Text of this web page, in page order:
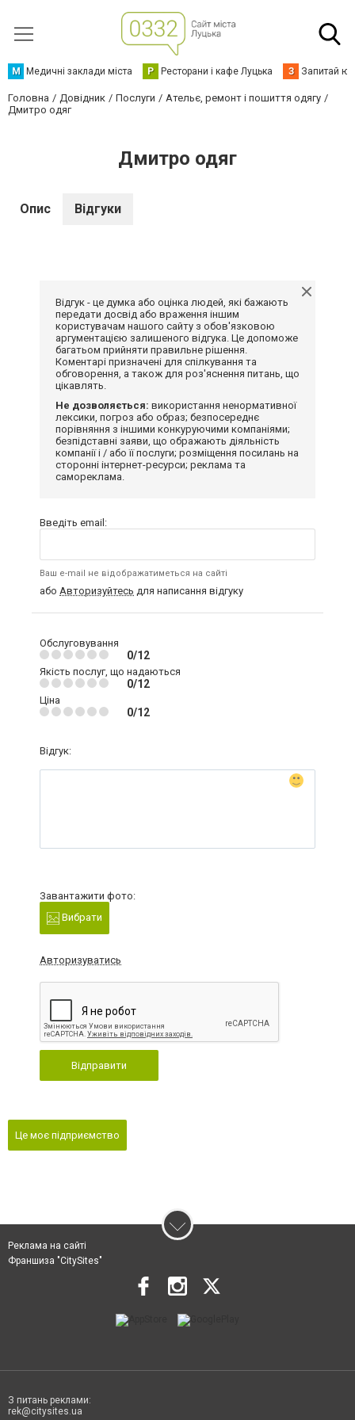
М Медичні заклади міста Р Ресторани і кафе Луцька З Запитай
Головна Довідник Послуги
Ательє, ремонт і пошиття одягу
Дмитро одяг
Дмитро одяг
Опис Відгуки
Відгук - це думка або оцінка людей, які бажають
передати досвід або враження іншим
користувачам нашого сайту з обов'язковою
аргументацією залишеного відгука. Це допоможе
багатьом прийняти правильне рішення.
Коментарі призначені для спілкування та
обговорення, а також для роз'яснення питань, що
цікавлять.
Не дозволяється: використання ненормативної
лексики, погроз або образ; безпосереднє
порівняння з іншими конкуруючими компаніями;
безпідставні заяви, що ображають діяльність
компанії і / або її послуги; розміщення посилань на
сторонні інтернет-ресурси; реклама та
самореклама.
Введіть email:
Ваш e-mail не відображатиметься на сайті
або Авторизуйтесь для написання відгуку
Обслуговування
0/12
Якість послуг, що надаються
0/12
Ціна
0/12
Відгук:
Завантажити фото:
Вибрати
Авторизуватись
Відправити
Це моє підприємство
Реклама на сайті
Франшиза "CitySites"
З питань реклами:
rek@citysites.ua